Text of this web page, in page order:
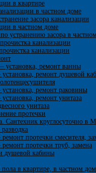
в квартире
в частном доме
засора канализации
в частном доме
устранению засора в
канализации
канализации
установка, ремонт ванны
установка, ремонт душевой
установка, ремонт раковины
ремонт унитаза
унитаза
протечки
Сантехник круглосуточно в
протечки смесителя,
ремонт протечки труб, замена
душевой кабины
в квартире, в частном